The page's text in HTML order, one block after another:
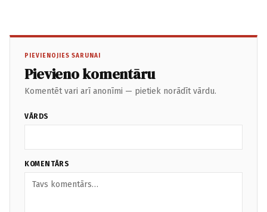
PIEVIENOJIES SARUNAI
Pievieno komentāru
Komentēt vari arī anonīmi — pietiek norādīt vārdu.
VĀRDS
KOMENTĀRS